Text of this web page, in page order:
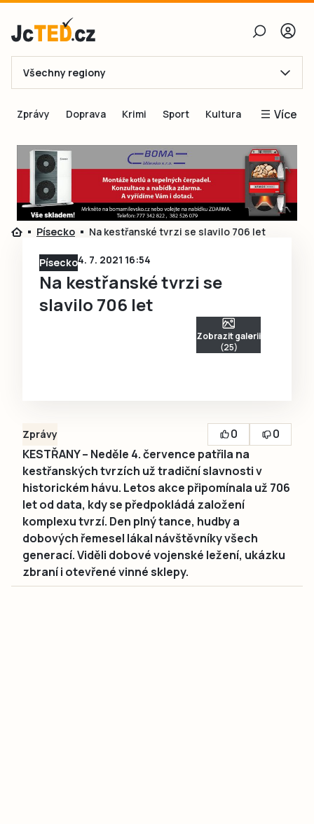
E-mail
Obnovit heslo
Přihlásit se
Přihlásit se přes Facebook
Ještě nemám účet, chci se
Všechny regiony
Zprávy Doprava Krimi Sport Kultura Více
Blogy
Inspirace
Čtenáři píší
Speciální přílohy
Inzerce
Písecko Na kestřanské tvrzi se slavilo 706 let
Písecko4. 7. 2021 16:54
Na kestřanské tvrzi se
slavilo 706 let
Zobrazit galerii
(25)
Zprávy 0
0
KESTŘANY – Neděle 4. července patřila na
kestřanských tvrzích už tradiční slavnosti v
historickém hávu. Letos akce připomínala už 706
let od data, kdy se předpokládá založení
komplexu tvrzí. Den plný tance, hudby a
dobových řemesel lákal návštěvníky všech
generací. Viděli dobové vojenské ležení, ukázku
zbraní i otevřené vinné sklepy.